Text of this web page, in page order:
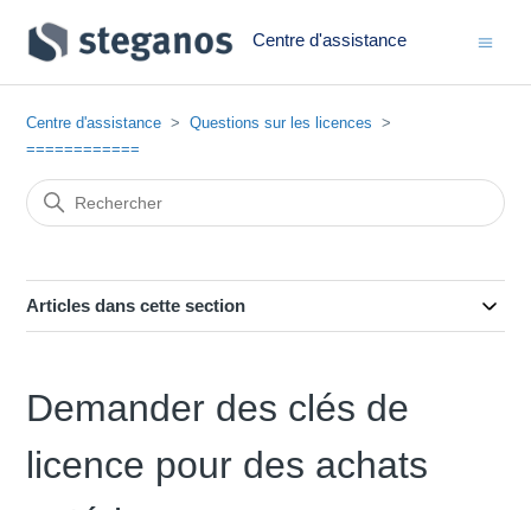
Centre d'assistance
Centre d'assistance
Questions sur les licences
============
Articles dans cette section
Demander des clés de
licence pour des achats